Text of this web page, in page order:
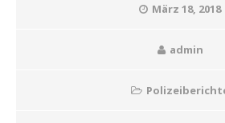
März 18, 2018
admin